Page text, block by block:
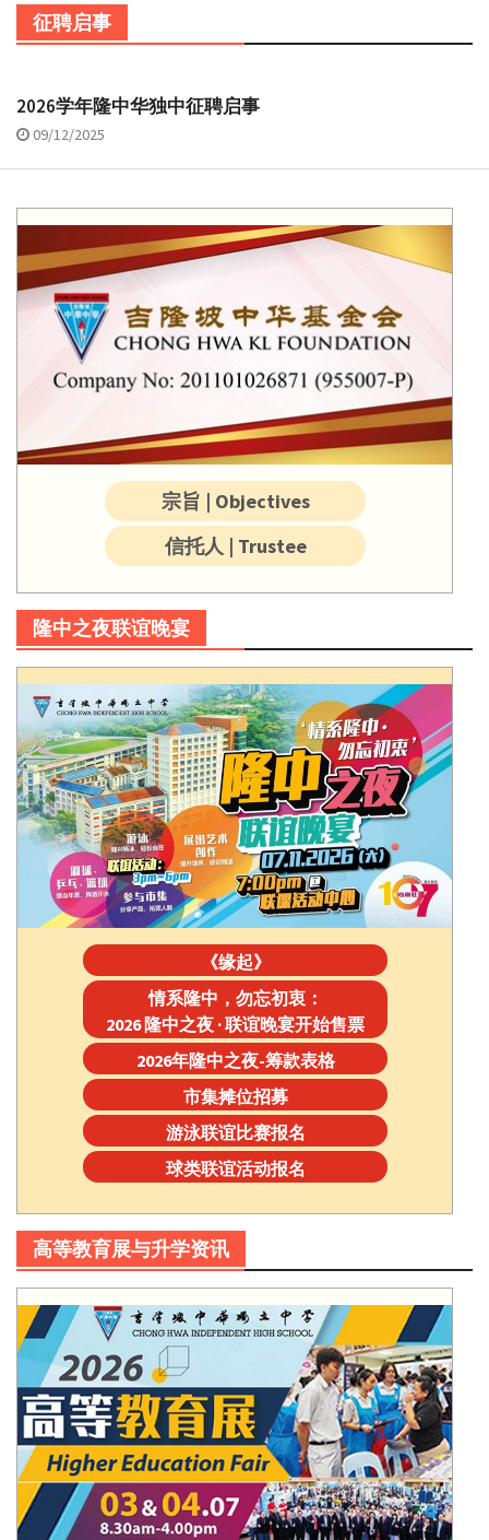
征聘启事
2026学年隆中华独中征聘启事
09/12/2025
宗旨 | Objectives
信托人 | Trustee
隆中之夜联谊晚宴
《缘起》
情系隆中，勿忘初衷：
2026 隆中之夜 · 联谊晚宴开始售票
2026年隆中之夜-筹款表格
市集摊位招募
游泳联谊比赛报名
球类联谊活动报名
高等教育展与升学资讯